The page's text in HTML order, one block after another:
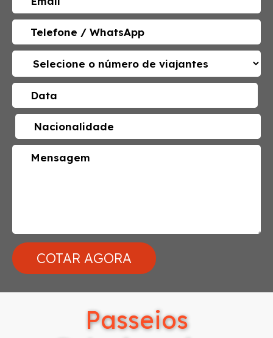
Passeios